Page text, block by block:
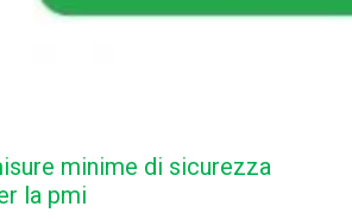
minime di sicurezza
la pmi